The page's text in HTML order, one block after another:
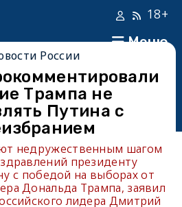
Меню
18+
России
Трампа не
Путина с
недружественным шагом
президенту
с победой на выборах от
Дональда Трампа, заявил
лидера Дмитрий